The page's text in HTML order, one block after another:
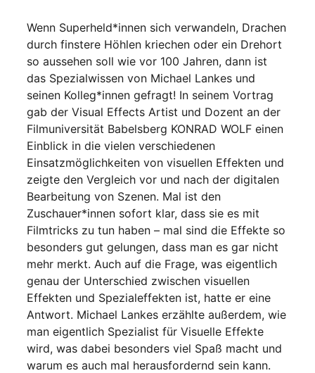
Wenn Superheld*innen sich verwandeln, Drachen
durch finstere Höhlen kriechen oder ein Drehort
so aussehen soll wie vor 100 Jahren, dann ist
das Spezialwissen von Michael Lankes und
seinen Kolleg*innen gefragt! In seinem Vortrag
gab der Visual Effects Artist und Dozent an der
Filmuniversität Babelsberg KONRAD WOLF einen
Einblick in die vielen verschiedenen
Einsatzmöglichkeiten von visuellen Effekten und
zeigte den Vergleich vor und nach der digitalen
Bearbeitung von Szenen. Mal ist den
Zuschauer*innen sofort klar, dass sie es mit
Filmtricks zu tun haben – mal sind die Effekte so
besonders gut gelungen, dass man es gar nicht
mehr merkt. Auch auf die Frage, was eigentlich
genau der Unterschied zwischen visuellen
Effekten und Spezialeffekten ist, hatte er eine
Antwort. Michael Lankes erzählte außerdem, wie
man eigentlich Spezialist für Visuelle Effekte
wird, was dabei besonders viel Spaß macht und
warum es auch mal herausfordernd sein kann.